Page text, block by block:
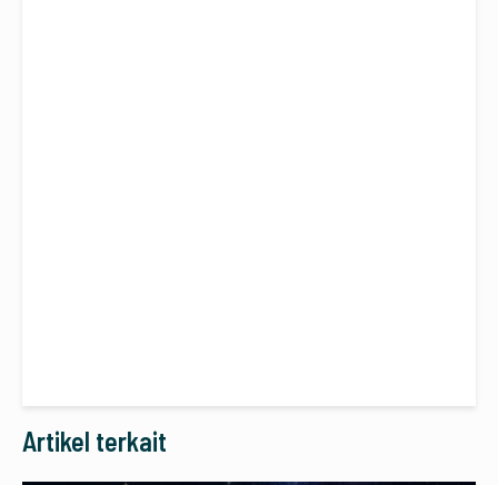
Artikel terkait